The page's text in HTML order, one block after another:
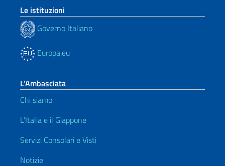
Le istituzioni
Governo Italiano
Europa.eu
L’Ambasciata
Chi siamo
L’Italia e il Giappone
Servizi Consolari e Visti
Notizie